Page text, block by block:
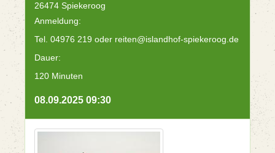
26474 Spiekeroog
Anmeldung:
Tel. 04976 219 oder reiten@islandhof-spiekeroog.de
Dauer:
120 Minuten
08.09.2025 09:30